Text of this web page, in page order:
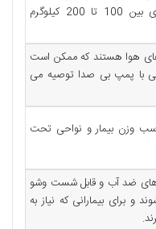
داشته باشد. معمولاً وزن های بین 100 تا 200 کیلوگرم
هوا هستند که ممکن است
با پمپ بی صدا توصیه می
وزن بیمار و نواحی تحت
ضد آب و قابل شست وشو
و برای بیمارانی که نیاز به